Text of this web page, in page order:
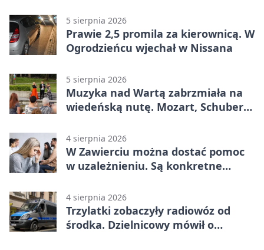
5 sierpnia 2026
Prawie 2,5 promila za kierownicą. W
Ogrodzieńcu wjechał w Nissana
5 sierpnia 2026
Muzyka nad Wartą zabrzmiała na
wiedeńską nutę. Mozart, Schubert i
4 sierpnia 2026
W Zawierciu można dostać pomoc
w uzależnieniu. Są konkretne
4 sierpnia 2026
Trzylatki zobaczyły radiowóz od
środka. Dzielnicowy mówił o